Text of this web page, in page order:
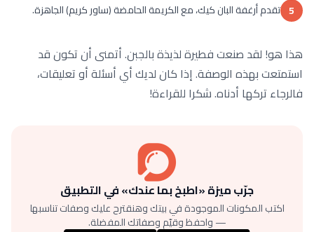
5 تقدم أرغفة البان كيك، مع الكريمة الحامضة (ساور كريم) الجاهزة.
هذا هو! لقد صنعت فطيرة لذيذة بالجبن. أتمنى أن تكون قد
استمتعت بهذه الوصفة. إذا كان لديك أي أسئلة أو تعليقات،
فالرجاء تركها أدناه. شكرا للقراءة!
جرّب ميزة «اطبخ بما عندك» في التطبيق
اكتب المكونات الموجودة في بيتك وهنقترح عليك وصفات تناسبها
— واحفظ وقيّم وصفاتك المفضلة.